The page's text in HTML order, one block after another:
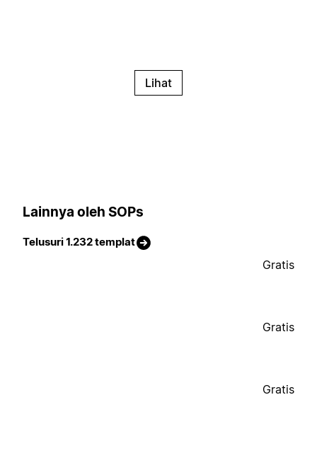
Lihat
Lainnya oleh SOPs
Telusuri 1.232 templat
Gratis
Gratis
Gratis